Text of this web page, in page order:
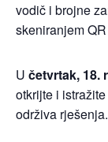
vodič i brojne
skeniranjem
U četvrtak, 18.
otkrijte i istražite
održiva rješenja.